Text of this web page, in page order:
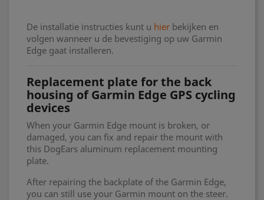
De installatie instructies kunt u hier bekijken en
volgen wanneer u de bevestiging op uw Garmin
Edge gaat installeren.
Replacement plate for the back
housing of Garmin Edge GPS cycling
devices
When your Garmin Edge mount is broken, or
damaged, you can fix and repair the mount with
this DogEars aluminum replacement mounting
plate.
After repairing the backplate of the Garmin Edge,
you can still use your Garmin mount on the steer.